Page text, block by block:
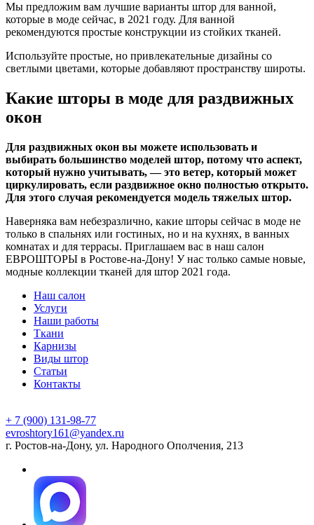
Мы предложим вам лучшие варианты штор для ванной,
которые в моде сейчас, в 2021 году. Для ванной
рекомендуются простые конструкции из стойких тканей.
Используйте простые, но привлекательные дизайны со
светлыми цветами, которые добавляют пространству широты.
Какие шторы в моде для раздвижных
окон
Для раздвижных окон вы можете использовать и
выбирать большинство моделей штор, потому что аспект,
который нужно учитывать, — это ветер, который может
циркулировать, если раздвижное окно полностью открыто.
Для этого случая рекомендуется модель тяжелых штор.
Наверняка вам небезразлично, какие шторы сейчас в моде не
только в спальнях или гостиных, но и на кухнях, в ванных
комнатах и для террасы. Приглашаем вас в наш салон
ЕВРОШТОРЫ в Ростове-на-Дону! У нас только самые новые,
модные коллекции тканей для штор 2021 года.
Наш салон
Услуги
Наши работы
Ткани
Карнизы
Виды штор
Статьи
Контакты
+ 7 (900) 131-98-77
evroshtory161@yandex.ru
г. Ростов-на-Дону, ул. Народного Ополчения, 213